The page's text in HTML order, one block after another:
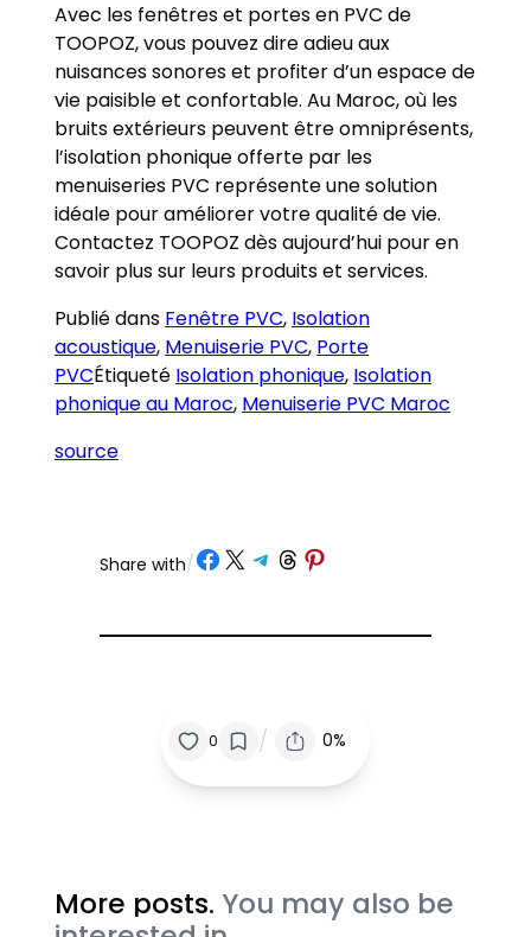
Avec les fenêtres et portes en PVC de
TOOPOZ, vous pouvez dire adieu aux
nuisances sonores et profiter d’un espace de
vie paisible et confortable. Au Maroc, où les
bruits extérieurs peuvent être omniprésents,
l’isolation phonique offerte par les
menuiseries PVC représente une solution
idéale pour améliorer votre qualité de vie.
Contactez TOOPOZ dès aujourd’hui pour en
savoir plus sur leurs produits et services.
Publié dans Fenêtre PVC, Isolation
acoustique, Menuiserie PVC, Porte
PVCÉtiqueté Isolation phonique, Isolation
phonique au Maroc, Menuiserie PVC Maroc
source
Share with/ Partager sur Facebook
Partager sur X Partager sur Telegram
Partager sur Threads
Partager sur Pinterest
0 / 0%
More posts. You may also be